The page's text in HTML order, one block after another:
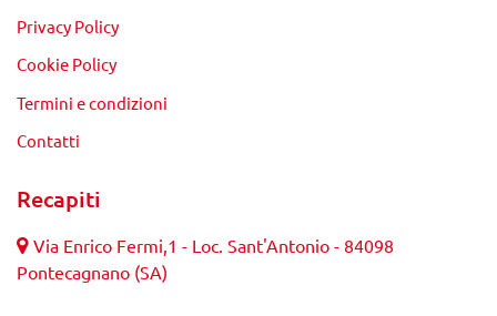
Privacy Policy
Cookie Policy
Termini e condizioni
Contatti
Recapiti
Via Enrico Fermi,1 - Loc. Sant'Antonio - 84098
Pontecagnano (SA)